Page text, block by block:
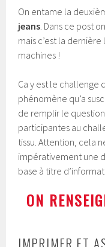
On entame la
jeans. Dans ce post
mais c’est la
machines !
Ca y est le challenge
phénomène qu’a
de remplir le
participantes au
tissu. Attention, cela
impérativement une
base à titre
ON
IMPRIMER ET